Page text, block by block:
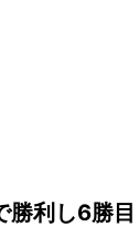
勝利し6勝